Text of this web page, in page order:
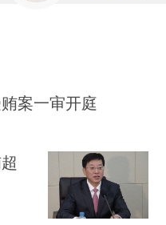
案一审开庭